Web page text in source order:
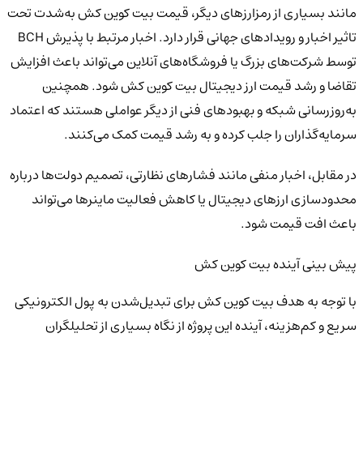
مانند بسیاری از رمزارزهای دیگر، قیمت بیت کوین کش به‌شدت تحت
تاثیر اخبار و رویدادهای جهانی قرار دارد. اخبار مرتبط با پذیرش BCH
توسط شرکت‌های بزرگ یا فروشگاه‌های آنلاین می‌تواند باعث افزایش
تقاضا و رشد قیمت ارز دیجیتال بیت کوین کش شود. همچنین
به‌روزرسانی شبکه و بهبودهای فنی از دیگر عواملی هستند که اعتماد
سرمایه‌گذاران را جلب کرده و به رشد قیمت کمک می‌کنند.
در مقابل، اخبار منفی مانند فشارهای نظارتی، تصمیم دولت‌ها درباره
محدودسازی ارزهای دیجیتال یا کاهش فعالیت ماینرها می‌تواند
باعث افت قیمت شود.
پیش بینی آینده بیت کوین کش
با توجه به هدف بیت کوین کش برای تبدیل‌شدن به پول الکترونیکی
سریع و کم‌هزینه، آینده این پروژه از نگاه بسیاری از تحلیلگران